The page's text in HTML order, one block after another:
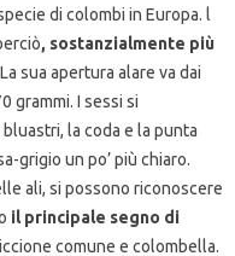
di colombi in Europa. l
, sostanzialmente più
sua apertura alare va dai
grammi. I sessi si
la coda e la punta
grigio un po’ più chiaro.
ali, si possono riconoscere
il principale segno di
comune e colombella.